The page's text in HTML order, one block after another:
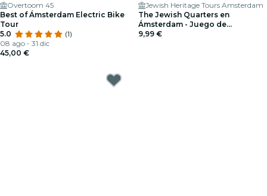
Overtoom 45
Best of Ámsterdam Electric Bike
Tour
5.0
(1)
08 ago - 31 dic
45,00 €
Jewish Heritage Tours Amsterdam
The Jewish Quarters en
Ámsterdam - Juego de
exploración al aire libre
9,99 €